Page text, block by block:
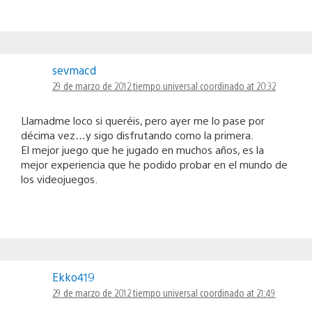
sevmacd
29 de marzo de 2012 tiempo universal coordinado at 20:32
Llamadme loco si queréis, pero ayer me lo pase por
décima vez…y sigo disfrutando como la primera.
El mejor juego que he jugado en muchos años, es la
mejor experiencia que he podido probar en el mundo de
los videojuegos.
Ekko419
29 de marzo de 2012 tiempo universal coordinado at 21:49